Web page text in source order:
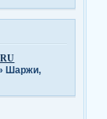
Шаржи,